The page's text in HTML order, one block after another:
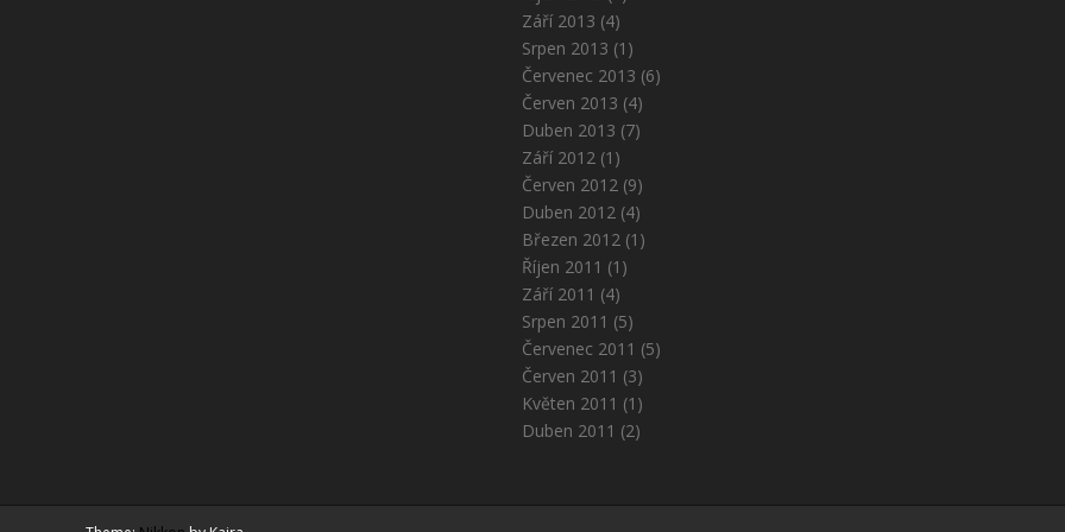
Září 2013 (4)
Srpen 2013 (1)
Červenec 2013 (6)
Červen 2013 (4)
Duben 2013 (7)
Září 2012 (1)
Červen 2012 (9)
Duben 2012 (4)
Březen 2012 (1)
Říjen 2011 (1)
Září 2011 (4)
Srpen 2011 (5)
Červenec 2011 (5)
Červen 2011 (3)
Květen 2011 (1)
Duben 2011 (2)